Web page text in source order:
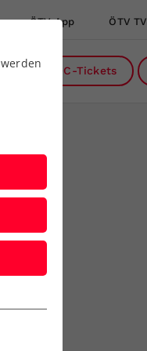
ÖTV App ÖTV TV
DC-Tickets